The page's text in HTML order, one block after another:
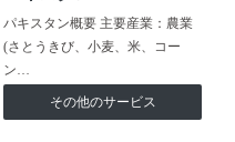
パキスタン概要 主要産業：農業
(さとうきび、小麦、米、コー
ン…
その他のサービス